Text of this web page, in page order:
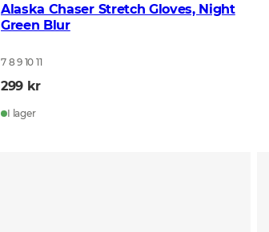
Alaska Chaser Stretch Gloves, Night
Green Blur
7 8 9 10 11
299 kr
I lager